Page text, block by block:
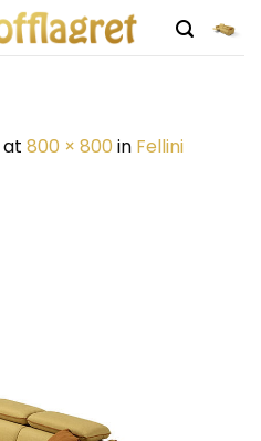
at 800 × 800 in Fellini